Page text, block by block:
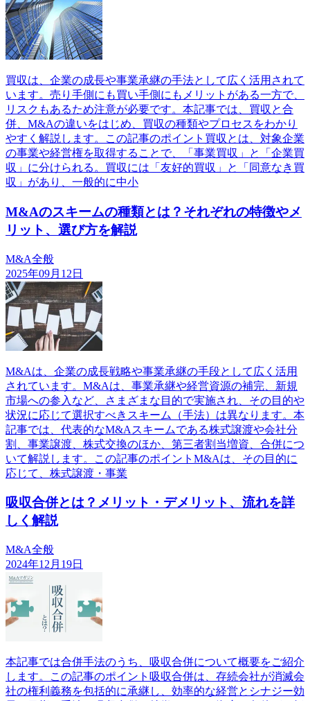
買収は、企業の成長や事業承継の手法として広く活用されて
います。売り手側にも買い手側にもメリットがある一方で、
リスクもあるため注意が必要です。本記事では、買収と合
併、M&Aの違いをはじめ、買収の種類やプロセスをわかり
やすく解説します。この記事のポイント買収とは、対象企業
の事業や経営権を取得することで、「事業買収」と「企業買
収」に分けられる。買収には「友好的買収」と「同意なき買
収」があり、一般的に中小
M&Aのスキームの種類とは？それぞれの特徴やメ
リット、選び方を解説
M&A全般
2025年09月12日
M&Aは、企業の成長戦略や事業承継の手段として広く活用
されています。M&Aは、事業承継や経営資源の補完、新規
市場への参入など、さまざまな目的で実施され、その目的や
状況に応じて選択すべきスキーム（手法）は異なります。本
記事では、代表的なM&Aスキームである株式譲渡や会社分
割、事業譲渡、株式交換のほか、第三者割当増資、合併につ
いて解説します。この記事のポイントM&Aは、その目的に
応じて、株式譲渡・事業
吸収合併とは？メリット・デメリット、流れを詳
しく解説
M&A全般
2024年12月19日
本記事では合併手法のうち、吸収合併について概要をご紹介
します。この記事のポイント吸収合併は、存続会社が消滅会
社の権利義務を包括的に承継し、効率的な経営とシナジー効